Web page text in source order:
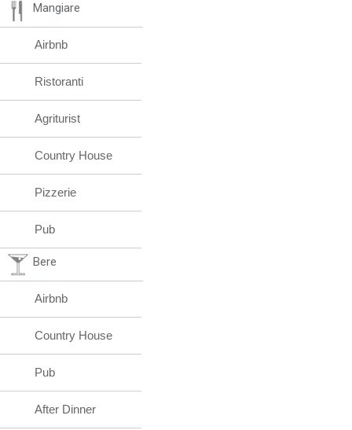
Mangiare
Airbnb
Ristoranti
Agriturist
Country House
Pizzerie
Pub
Bere
Airbnb
Country House
Pub
After Dinner